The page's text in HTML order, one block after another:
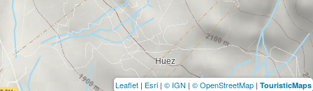
Leaflet | Esri | © IGN | © OpenStreetMap | TouristicMaps